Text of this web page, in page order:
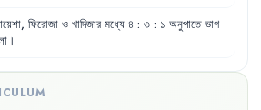
, ফিরোজা ও খাদিজার মধ্যে ৪ : ৩ : ১ অনুপাতে ভাগ
।